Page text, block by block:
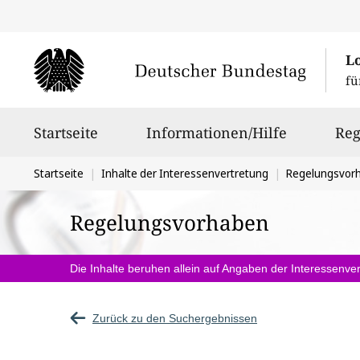
Startseite Informationen/Hilfe
Sie
befinden
sich
hier:
Startseite Inhalte der Interessenvertretung
Regelungsvorhaben
Die Inhalte beruhen allein auf Angaben der
Zurück zu den Suchergebnissen